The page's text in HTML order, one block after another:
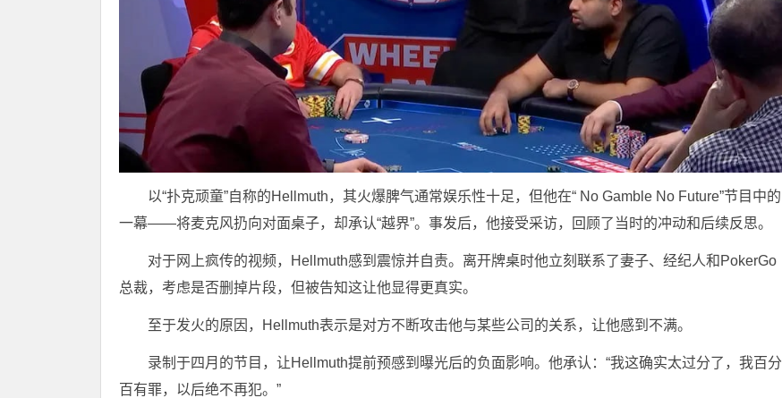
以“扑克顽童”自称的Hellmuth，其火爆脾气通常娱乐性十足，但他在“ No Gamble No Future”节目中的
一幕——将麦克风扔向对面桌子，却承认“越界”。事发后，他接受采访，回顾了当时的冲动和后续反思。
对于网上疯传的视频，Hellmuth感到震惊并自责。离开牌桌时他立刻联系了妻子、经纪人和PokerGo
总裁，考虑是否删掉片段，但被告知这让他显得更真实。
至于发火的原因，Hellmuth表示是对方不断攻击他与某些公司的关系，让他感到不满。
录制于四月的节目，让Hellmuth提前预感到曝光后的负面影响。他承认：“我这确实太过分了，我百分
百有罪，以后绝不再犯。”